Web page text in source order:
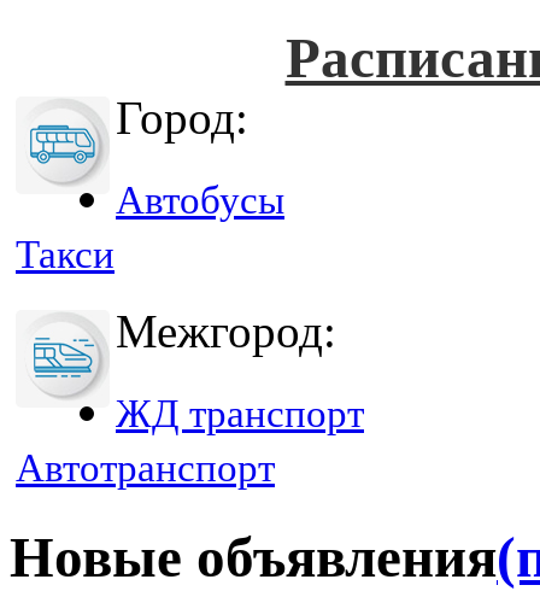
Город:
Автобусы
Такси
Межгород:
ЖД транспорт
Автотранспорт
Новые объявления